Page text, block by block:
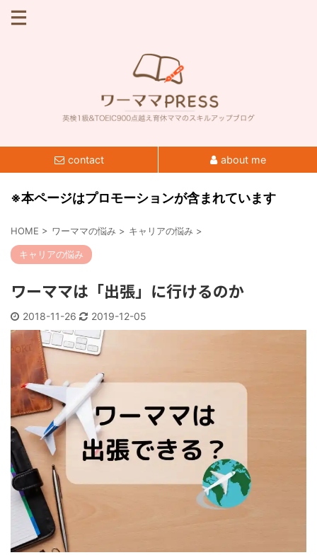
contact about me
※本ページはプロモーションが含まれています
HOME > ワーママの悩み > キャリアの悩み >
キャリアの悩み
ワーママは「出張」に行けるのか
2018-11-26 2019-12-05